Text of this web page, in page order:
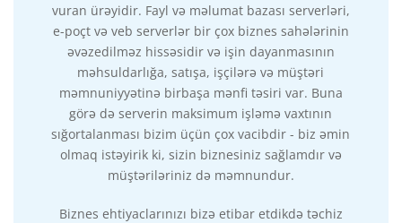
vuran ürəyidir. Fayl və məlumat bazası serverləri,
e-poçt və veb serverlər bir çox biznes sahələrinin
əvəzedilməz hissəsidir və işin dayanmasının
məhsuldarlığa, satışa, işçilərə və müştəri
məmnuniyyətinə birbaşa mənfi təsiri var. Buna
görə də serverin maksimum işləmə vaxtının
sığortalanması bizim üçün çox vacibdir - biz əmin
olmaq istəyirik ki, sizin biznesiniz sağlamdır və
müştəriləriniz də məmnundur.
Biznes ehtiyaclarınızı bizə etibar etdikdə təchiz